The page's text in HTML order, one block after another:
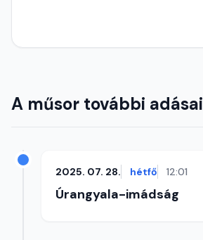
A műsor további adásai
2025. 07. 28. hétfő 12:01
Úrangyala-imádság